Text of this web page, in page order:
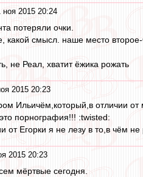
ноя 2015 20:24
потеряли очки.
какой смысл. наше место второе-
не Реал, хватит ёжика рожать
2015 20:23
Ильичём,который,в отличии
порнография!!! :twisted:
от Егорки я не лезу в то,в чём
2015 20:23
мёртвые сегодня.